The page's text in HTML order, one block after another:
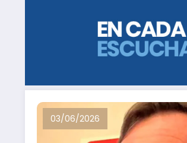
03/06/2026